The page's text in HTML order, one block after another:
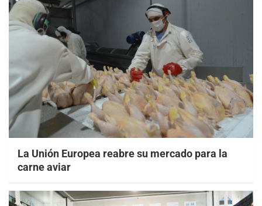
La Unión Europea reabre su mercado para la
carne aviar